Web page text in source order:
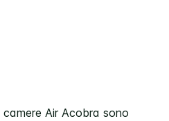
Air Acobra sono